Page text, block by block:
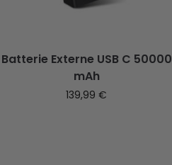
Batterie Externe USB C 50000
mAh
139,99€